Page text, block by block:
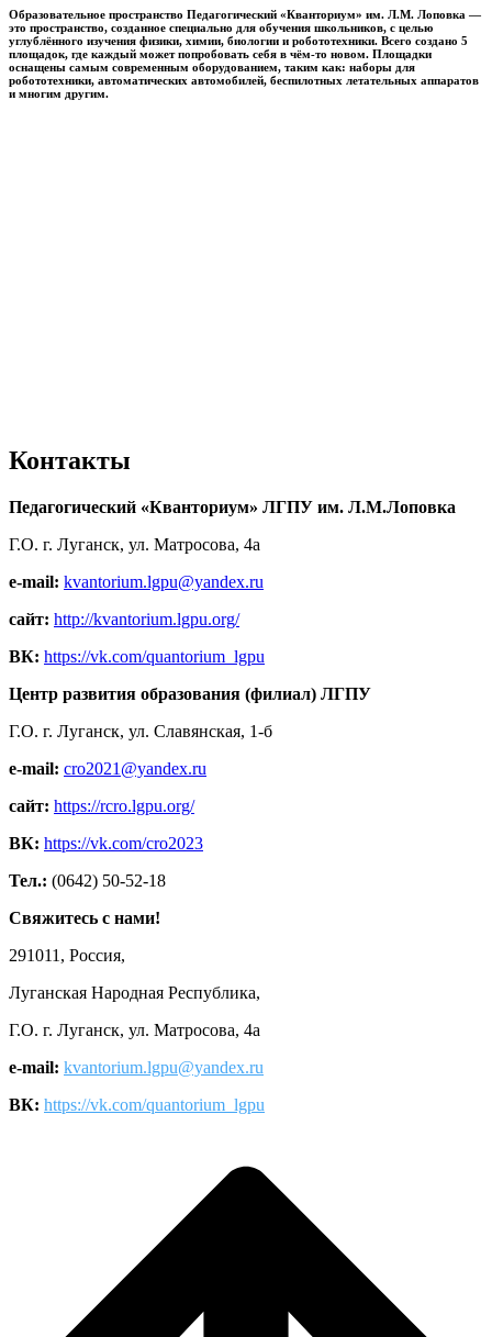
Образовательное пространство Педагогический «Кванториум» им. Л.М. Лоповка —
это пространство, созданное специально для обучения школьников, с целью
углублённого изучения физики, химии, биологии и робототехники. Всего создано 5
площадок, где каждый может попробовать себя в чём-то новом. Площадки
оснащены самым современным оборудованием, таким как: наборы для
робототехники, автоматических автомобилей, беспилотных летательных аппаратов
и многим другим.
Контакты
Педагогический «Кванториум» ЛГПУ им. Л.М.Лоповка
Г.О. г. Луганск, ул. Матросова, 4а
e-mail: kvantorium.lgpu@yandex.ru
сайт: http://kvantorium.lgpu.org/
ВК: https://vk.com/quantorium_lgpu
Центр развития образования (филиал) ЛГПУ
Г.О. г. Луганск, ул. Славянская, 1-б
e-mail: cro2021@yandex.ru
сайт: https://rcro.lgpu.org/
ВК: https://vk.com/cro2023
Тел.: (0642) 50-52-18
Свяжитесь с нами!
291011, Россия,
Луганская Народная Республика,
Г.О. г. Луганск, ул. Матросова, 4а
e-mail: kvantorium.lgpu@yandex.ru
ВК: https://vk.com/quantorium_lgpu